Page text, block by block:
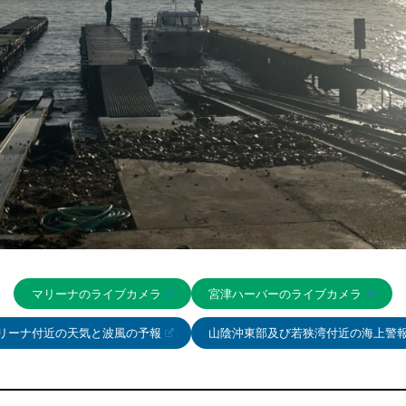
マリーナのライブカメラ 宮津ハーバーのライブカメラ
ーナ付近の天気と波風の予報 山陰沖東部及び若狭湾付近の海上警